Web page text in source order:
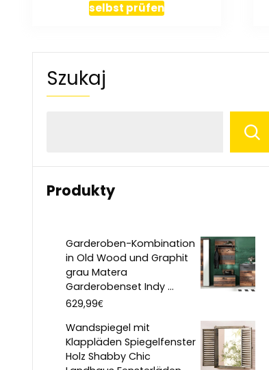
selbst prüfen
Szukaj
Produkty
Garderoben-Kombination
in Old Wood und Graphit
grau Matera
Garderobenset Indy ...
629,99€
Wandspiegel mit
Klappläden Spiegelfenster
Holz Shabby Chic